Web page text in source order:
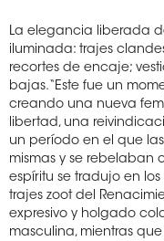
La elegancia liberada
iluminada: trajes
recortes de encaje;
bajas. “Este fue un
creando una nueva
libertad, una
un período en el que
mismas y se rebelaban
espíritu se tradujo en
trajes zoot del
expresivo y holgado
masculina, mientras